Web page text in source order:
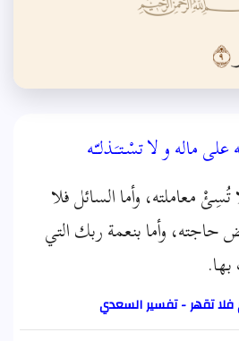
على ماله و لا تسْـتـَـذلـّـه
تُسِئْ معاملته، وأما السائل فلا
حاجته، وأما بنعمة ربك التي
فلا تقهر - تفسير السعدي